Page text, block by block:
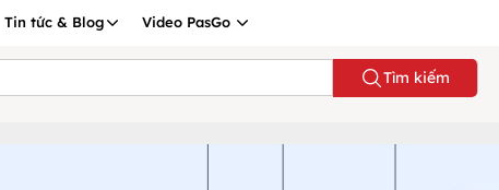
Tin tức & Blog Video PasGo
Tìm kiếm